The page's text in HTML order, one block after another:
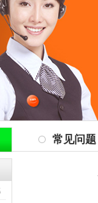
常见问题